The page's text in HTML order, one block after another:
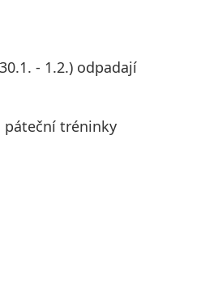
- 1.2.) odpadají
páteční tréninky